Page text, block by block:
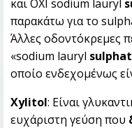
και ΟΧΙ sodium lauryl
παρακάτω για το
Άλλες οδοντόκρεμες
«sodium lauryl
οποίο ενδεχομένως
Xylitol: Είναι
ευχάριστη γεύση που